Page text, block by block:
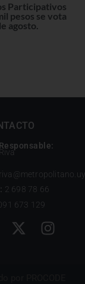
Participativos
pesos se vota
agosto.
2 698 78 66
673 129